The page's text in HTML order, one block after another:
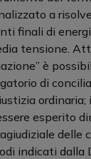
a
finali di
tensione.
è
di
esperito
delle
indicati dalla